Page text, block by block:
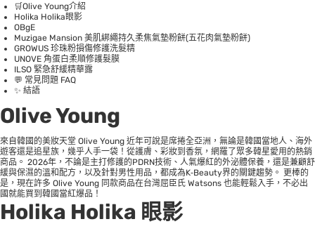
🛒Olive Young介紹
Holika Holika眼影
OBgE
Muzigae Mansion 美肌綁繩持久柔焦氣墊粉餅(五花肉氣墊粉餅)
GROWUS 珍珠粉損傷修護洗髮精
UNOVE 角蛋白柔順修護髮膜
ILSO 緊急舒緩精華露
💬 常見問題 FAQ
✨ 結語
Olive Young
來自韓國的美妝天堂 Olive Young 近年可說是席捲全亞洲，無論是韓國當地人、海外
遊客還是追星族，幾乎人手一袋！從護膚、彩妝到香氛，網羅了眾多韓星愛用的熱銷
商品。 2026年，不論是主打修護的PDRN技術、人氣爆紅的外泌體保養，還是兼顧舒
緩與保濕的溫和配方，以及針對男性用品，都成為K‑Beauty界的關鍵趨勢。 更棒的
是，現在許多 Olive Young 同款商品在台灣屈臣氏 Watsons 也能輕鬆入手，不必出
國就能買到韓國當紅爆品！
Holika Holika 眼影